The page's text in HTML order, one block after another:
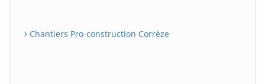
Chantiers Pro-construction Corrèze